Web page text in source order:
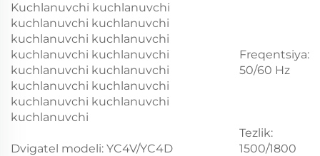
Kuchlanuvchi kuchlanuvchi
kuchlanuvchi kuchlanuvchi
kuchlanuvchi kuchlanuvchi
kuchlanuvchi kuchlanuvchi
kuchlanuvchi kuchlanuvchi
kuchlanuvchi kuchlanuvchi
kuchlanuvchi kuchlanuvchi
kuchlanuvchi
Freqentsiya:
50/60 Hz
Dvigatel modeli: YC4V/YC4D
Tezlik:
1500/1800